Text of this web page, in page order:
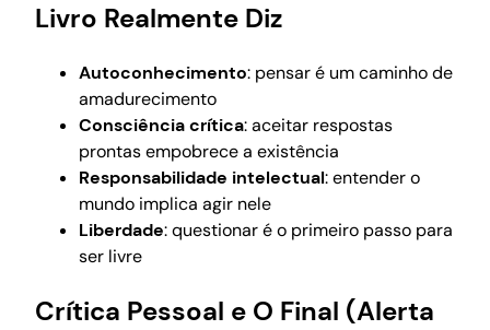
Livro Realmente Diz
Autoconhecimento: pensar é um caminho de
amadurecimento
Consciência crítica: aceitar respostas
prontas empobrece a existência
Responsabilidade intelectual: entender o
mundo implica agir nele
Liberdade: questionar é o primeiro passo para
ser livre
Crítica Pessoal e O Final (Alerta